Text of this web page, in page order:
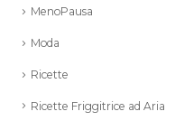
MenoPausa
Moda
Ricette
Ricette Friggitrice ad Aria